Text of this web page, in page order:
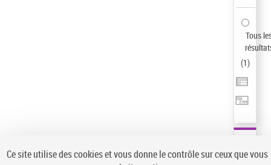
Tous
(1)
Ce site utilise des cookies et vous donne le contrôle sur ceux que vous